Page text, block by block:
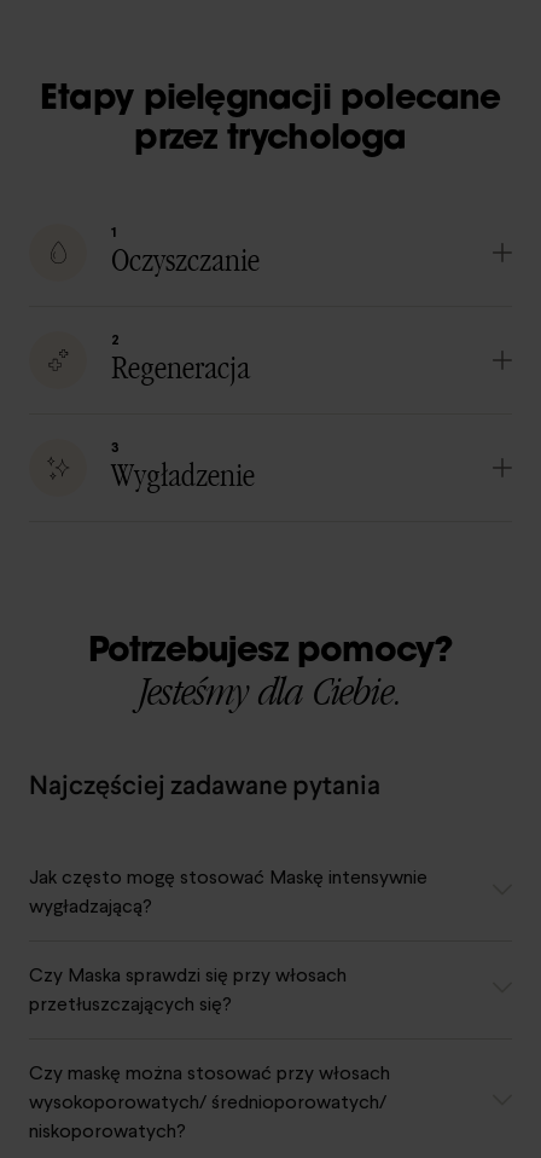
Etapy pielęgnacji polecane
przez trychologa
1
Oczyszczanie
2
Regeneracja
3
Wygładzenie
Potrzebujesz pomocy?
Jesteśmy dla Ciebie.
Najczęściej zadawane pytania
Jak często mogę stosować Maskę intensywnie
wygładzającą?
Czy Maska sprawdzi się przy włosach
przetłuszczających się?
Czy maskę można stosować przy włosach
wysokoporowatych/ średnioporowatych/
niskoporowatych?